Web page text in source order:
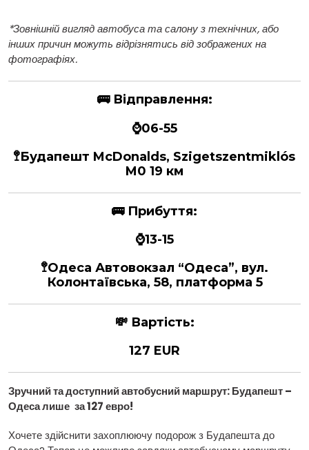
*Зовнішній вигляд автобуса та салону з технічних, або
інших причин можуть відрізнятись від зображених на
фотографіях.
🚌 Відправлення:
⌚06-55
🚏Будапешт McDonalds, Szigetszentmiklós
M0 19 км
🚌 Прибуття:
⌚13-15
🚏Одеса Автовокзал “Одеса”, вул.
Колонтаївська, 58, платформа 5
💸 Вартість:
127 EUR
Зручний та доступний автобусний маршрут: Будапешт –
Одеса лише за 127 евро!
Хочете здійснити захоплюючу подорож з Будапешта до